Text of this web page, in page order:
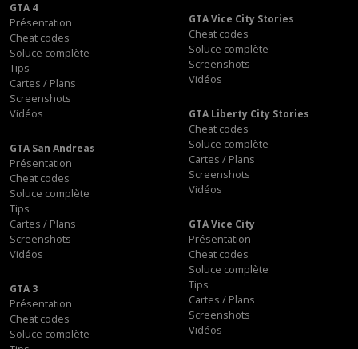
GTA 4
Présentation
Cheat codes
Soluce complète
Tips
Cartes / Plans
Screenshots
Vidéos
GTA Vice City Stories
Cheat codes
Soluce complète
Screenshots
Vidéos
GTA Liberty City Stories
Cheat codes
Soluce complète
Cartes / Plans
Screenshots
Vidéos
GTA San Andreas
Présentation
Cheat codes
Soluce complète
Tips
Cartes / Plans
Screenshots
Vidéos
GTA Vice City
Présentation
Cheat codes
Soluce complète
Tips
Cartes / Plans
Screenshots
Vidéos
GTA 3
Présentation
Cheat codes
Soluce complète